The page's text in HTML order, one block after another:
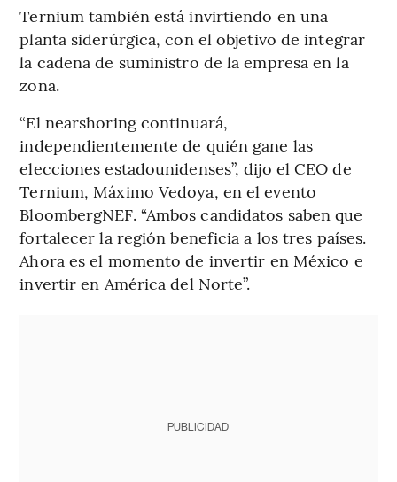
Ternium también está invirtiendo en una
planta siderúrgica, con el objetivo de integrar
la cadena de suministro de la empresa en la
zona.
“El nearshoring continuará,
independientemente de quién gane las
elecciones estadounidenses”, dijo el CEO de
Ternium, Máximo Vedoya, en el evento
BloombergNEF. “Ambos candidatos saben que
fortalecer la región beneficia a los tres países.
Ahora es el momento de invertir en México e
invertir en América del Norte”.
PUBLICIDAD